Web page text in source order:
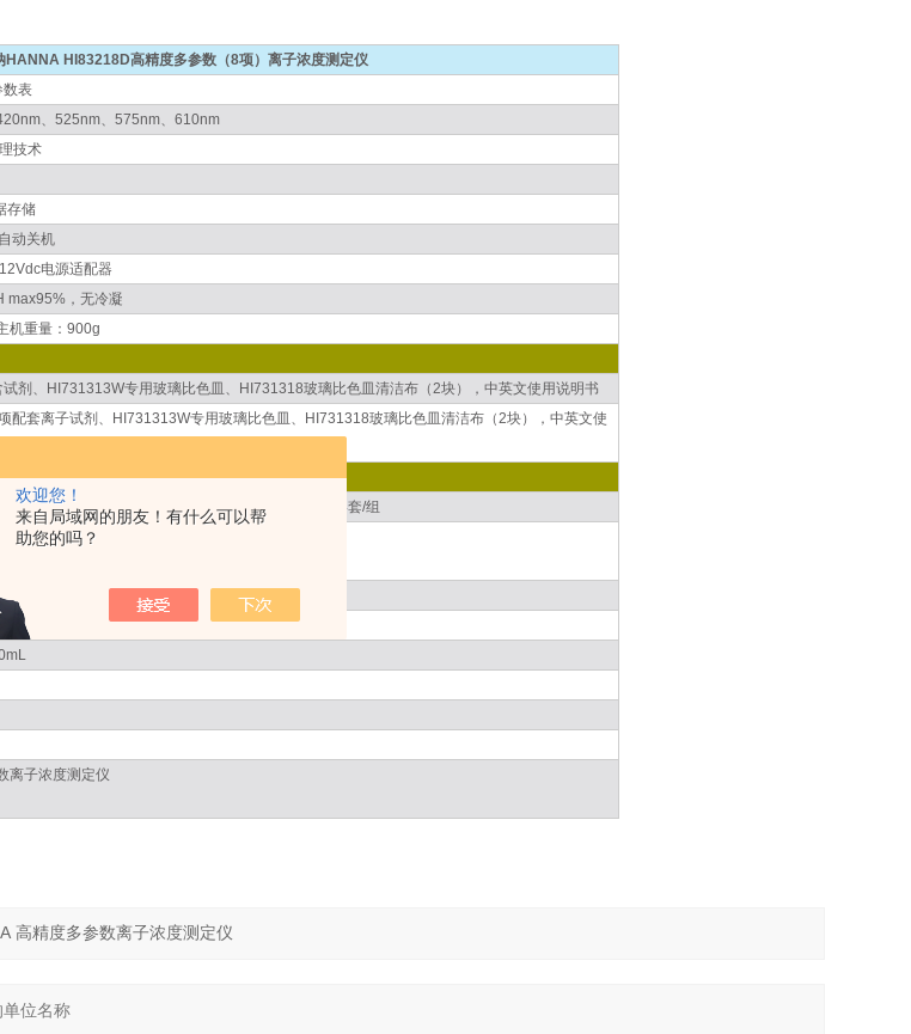
欢迎您！
来自局域网的朋友！有什么可以帮
助您的吗？
HANNA HI83218D高精度多参数（8项）离子浓度测定仪
数表
、525nm、575nm、610nm
技术
存储
动关机
电源适配器
，无冷凝
机重量：900g
剂、HI731313W专用玻璃比色皿、HI731318玻璃比色皿清洁布（2块），中英文使用说明书
配套离子试剂、HI731313W专用玻璃比色皿、HI731318玻璃比色皿清洁布（2块），中英文使
璃比色皿杯、HI731225专用比色皿盖组成、包装：4套/组
浊或干扰大的水样
离子浓度测定仪